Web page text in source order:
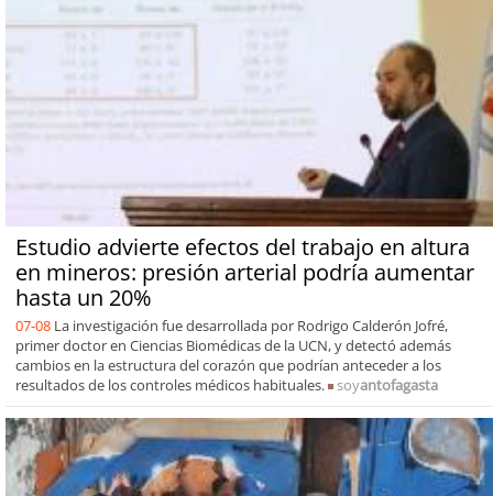
Estudio advierte efectos del trabajo en altura
en mineros: presión arterial podría aumentar
hasta un 20%
07-08 La investigación fue desarrollada por Rodrigo Calderón Jofré,
primer doctor en Ciencias Biomédicas de la UCN, y detectó además
cambios en la estructura del corazón que podrían anteceder a los
resultados de los controles médicos habituales.
soyantofagasta